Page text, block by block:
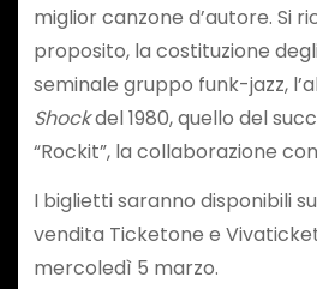
miglior canzone d’autore. Si
proposito, la costituzione
seminale gruppo funk-jazz,
Shockdel 1980, quello del
“Rockit”, la collaborazione
I biglietti saranno disponibili
vendita Ticketone e Vivaticket
mercoledì 5 marzo.